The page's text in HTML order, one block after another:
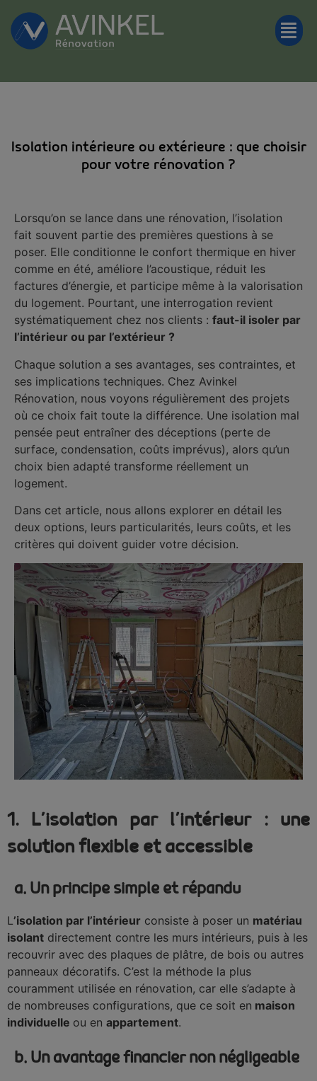
Isolation intérieure ou extérieure : que choisir
pour votre rénovation ?
Lorsqu’on se lance dans une rénovation, l’isolation
fait souvent partie des premières questions à se
poser. Elle conditionne le confort thermique en hiver
comme en été, améliore l’acoustique, réduit les
factures d’énergie, et participe même à la valorisation
du logement. Pourtant, une interrogation revient
systématiquement chez nos clients : faut-il isoler par
l’intérieur ou par l’extérieur ?
Chaque solution a ses avantages, ses contraintes, et
ses implications techniques. Chez Avinkel
Rénovation, nous voyons régulièrement des projets
où ce choix fait toute la différence. Une isolation mal
pensée peut entraîner des déceptions (perte de
surface, condensation, coûts imprévus), alors qu’un
choix bien adapté transforme réellement un
logement.
Dans cet article, nous allons explorer en détail les
deux options, leurs particularités, leurs coûts, et les
critères qui doivent guider votre décision.
1. L’isolation par l’intérieur : une
solution flexible et accessible
a. Un principe simple et répandu
L’isolation par l’intérieur consiste à poser un matériau
isolant directement contre les murs intérieurs, puis à les
recouvrir avec des plaques de plâtre, de bois ou autres
panneaux décoratifs. C’est la méthode la plus
couramment utilisée en rénovation, car elle s’adapte à
de nombreuses configurations, que ce soit en maison
individuelle ou en appartement.
b. Un avantage financier non négligeable